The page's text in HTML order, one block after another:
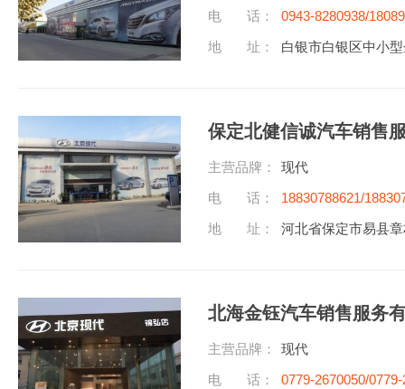
电 话：
0943-8280938/
地 址：
白银市白银区中小
保定北健信诚汽车销售
主营品牌：
现代
电 话：
18830788621/
地 址：
河北省保定市易县
北海金钰汽车销售服务
主营品牌：
现代
电 话：
0779-2670050/